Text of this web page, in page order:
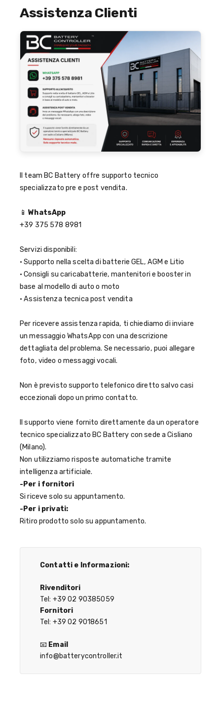
Assistenza Clienti
Il team BC Battery offre supporto tecnico
specializzato pre e post vendita.
📱WhatsApp
+39 375 578 8981
Servizi disponibili:
• Supporto nella scelta di batterie GEL, AGM e Litio
• Consigli su caricabatterie, mantenitori e booster in
base al modello di auto o moto
• Assistenza tecnica post vendita
Per ricevere assistenza rapida, ti chiediamo di inviare
un messaggio WhatsApp con una descrizione
dettagliata del problema. Se necessario, puoi allegare
foto, video o messaggi vocali.
Non è previsto supporto telefonico diretto salvo casi
eccezionali dopo un primo contatto.
Il supporto viene fornito direttamente da un operatore
tecnico specializzato BC Battery con sede a Cisliano
(Milano).
Non utilizziamo risposte automatiche tramite
intelligenza artificiale.
-Per i fornitori
Si riceve solo su appuntamento.
-Per i privati:
Ritiro prodotto solo su appuntamento.
Contatti e Informazioni:
Rivenditori
Tel: +39 02 90385059
Fornitori
Tel: +39 02 9018651
📧 Email
info@batterycontroller.it